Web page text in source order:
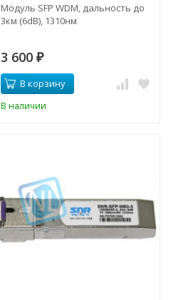
Модуль SFP WDM, дальность до
3км (6dB), 1310нм
3 600 ₽
В корзину
В наличии